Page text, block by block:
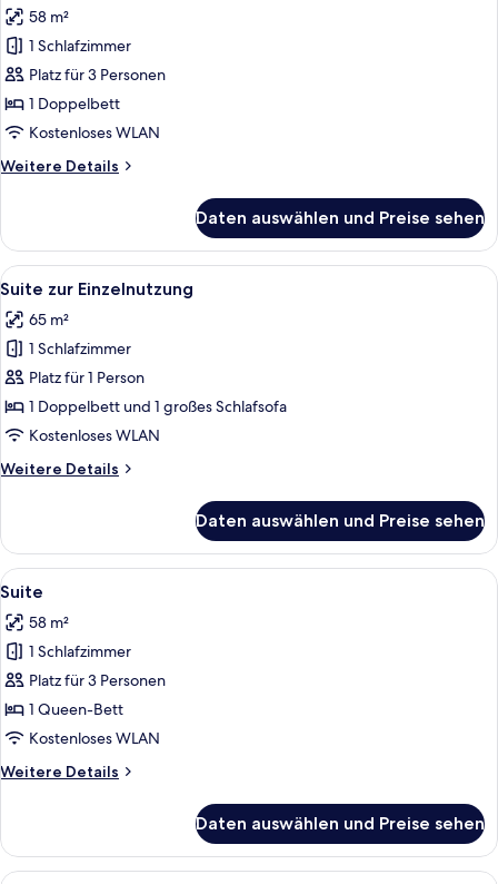
für
Suite
anzeigen
58 m²
1 Schlafzimmer
Platz für 3 Personen
1 Doppelbett
Kostenloses WLAN
Weitere Details
Weitere
Daten auswählen und Preise sehen
Alle
Fotos
für
Suite
zur
Einzelnutzung
anzeigen
Ein Hotelzimmer mit einem großen
3
Suite zur Einzelnutzung
65 m²
1 Schlafzimmer
Platz für 1 Person
1 Doppelbett und 1 großes Schlafsofa
Kostenloses WLAN
Weitere Details
Weitere
zur
Einzelnutzung
Daten auswählen und Preise sehen
Alle
Fotos
für
Suite
anzeigen
Ein Hotelzimmer mit einem großen
4
Suite
58 m²
1 Schlafzimmer
Platz für 3 Personen
1 Queen-Bett
Kostenloses WLAN
Weitere Details
Weitere
Daten auswählen und Preise sehen
Ein Hotelzimmer mit Bett, Fernseher,